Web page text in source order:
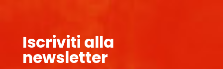
Iscriviti alla
newsletter